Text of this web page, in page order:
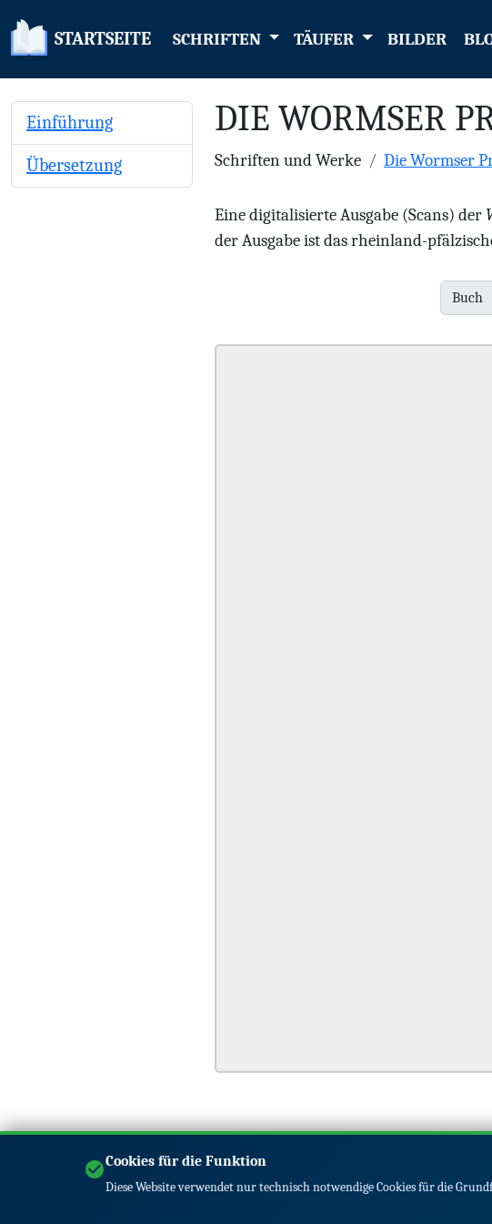
STARTSEITE SCHRIFTEN TÄUFER BILDER
Einführung
Übersetzung
DIE WORMSER
Schriften und Werke Die Wormser
Eine digitalisierte Ausgabe (Scans) der
der Ausgabe ist das rheinland-
Buch
Cookies für die Funktion
Diese Website verwendet nur technisch notwendige Cookies für die